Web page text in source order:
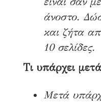
άνοστο.
και ζήτα
10 σελίδες.
Τι υπάρχει
Μετά